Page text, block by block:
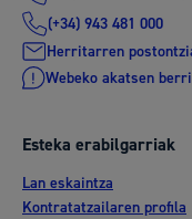
(+34) 943 481 000
Herritarren
Webeko akatsen
Esteka erabilgarriak
Lan eskaintza
Kontratatzailaren profila